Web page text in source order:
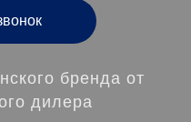
бренда от
дилера